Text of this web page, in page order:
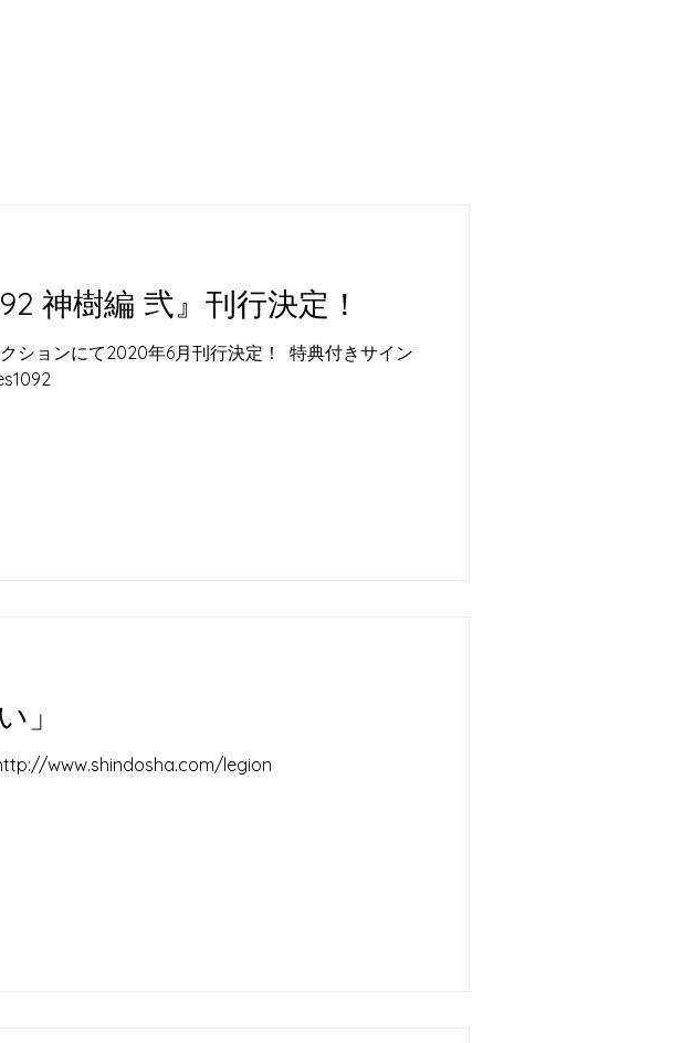
神樹編 弐』刊行決定！
ョンにて2020年6月刊行決定！ ​ ​特典付きサイン
」
www.shindosha.com/legion